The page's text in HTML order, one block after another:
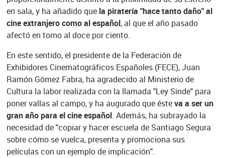
en sala, y ha añadido que la piratería "hace tanto daño" al
cine extranjero como al español, al que el año pasado
afectó en torno al doce por ciento.
En este sentido, el presidente de la Federación de
Exhibidores Cinematográficos Españoles (FECE), Juan
Ramón Gómez Fabra, ha agradecido al Ministerio de
Cultura la labor realizada con la llamada "Ley Sinde" para
poner vallas al campo, y ha augurado que ésteva a ser un
gran año para el cine español. Además, ha subrayado la
necesidad de "copiar y hacer escuela de Santiago Segura
sobre cómo se vuelca, presenta y promociona sus
películas con un ejemplo de implicación".